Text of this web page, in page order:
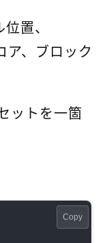
置、
ア、ブロック
ットを一箇
Copy